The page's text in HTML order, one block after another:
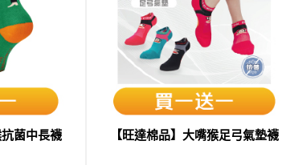
抗菌中長襪 【旺達棉品】大嘴猴足弓氣墊襪